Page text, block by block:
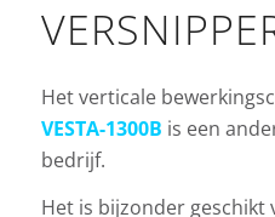
Het verticale
VESTA-1300B is een
bedrijf.
Het is bijzonder geschikt